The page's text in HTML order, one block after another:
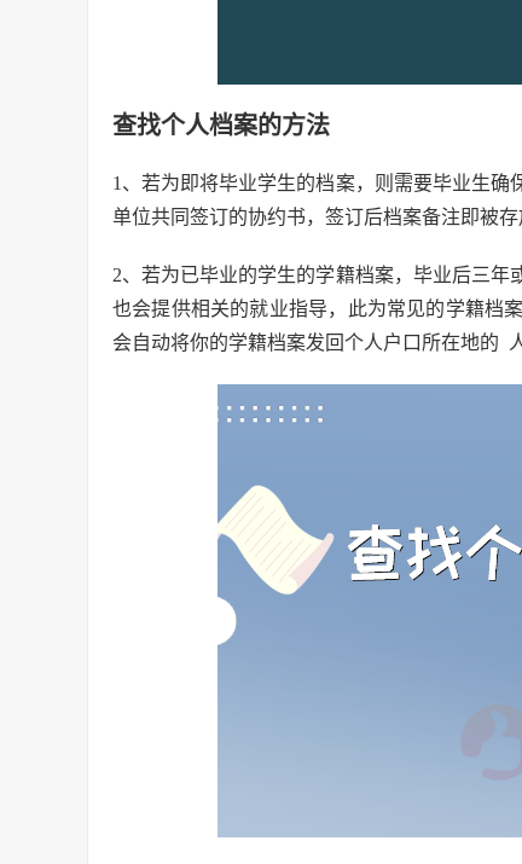
查找个人档案的方法
1、若为即将毕业学生的档案，则需要毕业生
单位共同签订的协约书，签订后档案备注即被存
2、若为已毕业的学生的学籍档案，毕业后三
也会提供相关的就业指导，此为常见的学籍档
会自动将你的学籍档案发回个人户口所在地的